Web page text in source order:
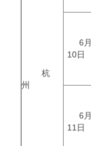
杭
州
6月
10日
6月
11日